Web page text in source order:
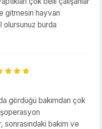
gitmesin hayvan
olursunuz burda
gördüğü bakımdan çok
bakım ve